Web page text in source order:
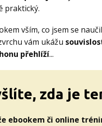
praktický.
vším, co jsem se
vám ukážu
přehlíží...
zda je
ebookem či online